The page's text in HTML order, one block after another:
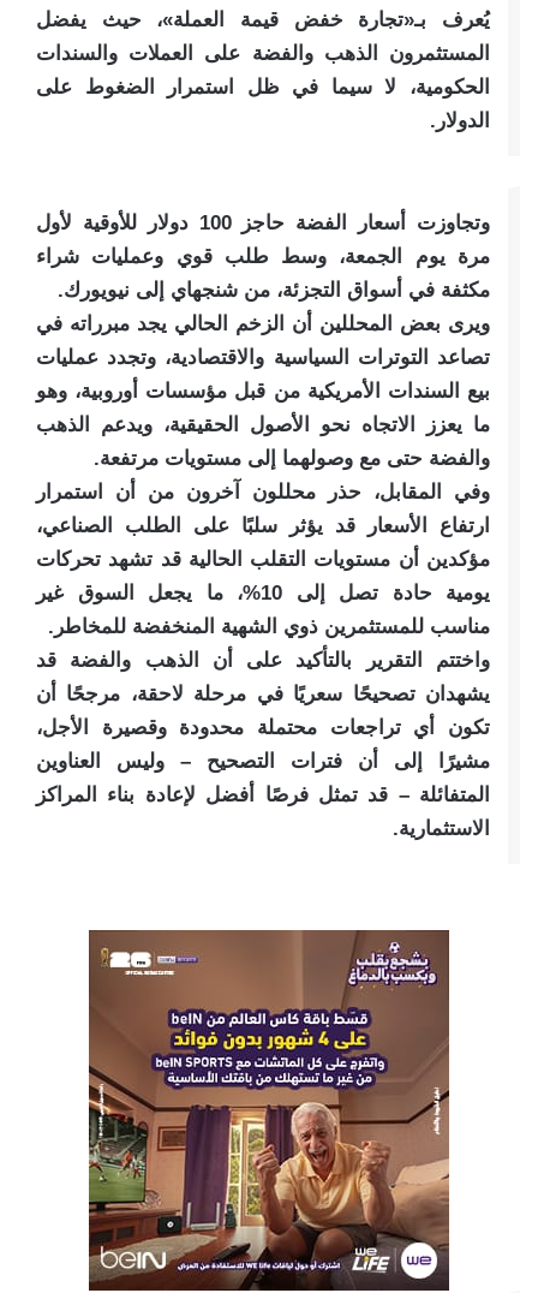
يُعرف بـ«تجارة خفض قيمة العملة»، حيث يفضل
المستثمرون الذهب والفضة على العملات والسندات
الحكومية، لا سيما في ظل استمرار الضغوط على
الدولار.
وتجاوزت أسعار الفضة حاجز 100 دولار للأوقية لأول
مرة يوم الجمعة، وسط طلب قوي وعمليات شراء
مكثفة في أسواق التجزئة، من شنجهاي إلى نيويورك.
ويرى بعض المحللين أن الزخم الحالي يجد مبرراته في
تصاعد التوترات السياسية والاقتصادية، وتجدد عمليات
بيع السندات الأمريكية من قبل مؤسسات أوروبية، وهو
ما يعزز الاتجاه نحو الأصول الحقيقية، ويدعم الذهب
والفضة حتى مع وصولهما إلى مستويات مرتفعة.
وفي المقابل، حذر محللون آخرون من أن استمرار
ارتفاع الأسعار قد يؤثر سلبًا على الطلب الصناعي،
مؤكدين أن مستويات التقلب الحالية قد تشهد تحركات
يومية حادة تصل إلى 10%، ما يجعل السوق غير
مناسب للمستثمرين ذوي الشهية المنخفضة للمخاطر.
واختتم التقرير بالتأكيد على أن الذهب والفضة قد
يشهدان تصحيحًا سعريًا في مرحلة لاحقة، مرجحًا أن
تكون أي تراجعات محتملة محدودة وقصيرة الأجل،
مشيرًا إلى أن فترات التصحيح – وليس العناوين
المتفائلة – قد تمثل فرصًا أفضل لإعادة بناء المراكز
الاستثمارية.